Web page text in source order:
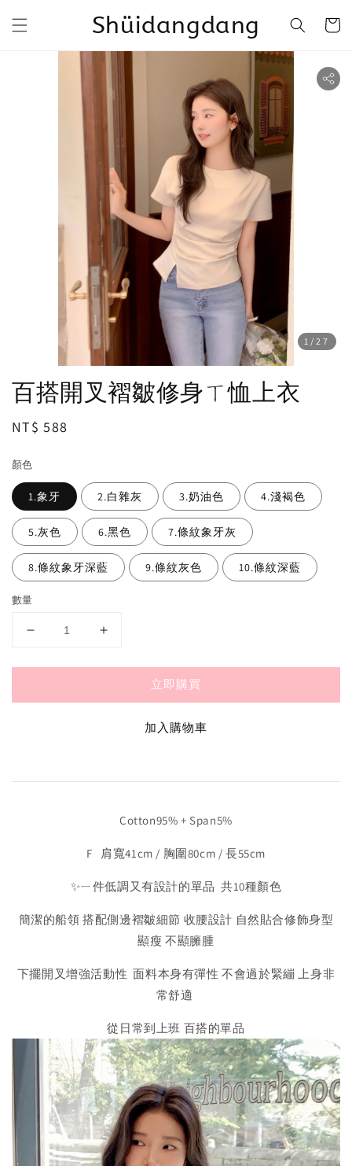
Shüidangdang
1 /27
百搭開叉褶皺修身ㄒ恤上衣
Regular
NT$ 588
顏色
1.象牙 2.白雜灰 3.奶油色 4.淺褐色
5.灰色 6.黑色 7.條紋象牙灰
8.條紋象牙深藍 9.條紋灰色 10.條紋深藍
數量
立即購買
加入購物車
Cotton95% + Span5%
F 肩寬41cm / 胸圍80cm / 長55cm
✨ㄧ件低調又有設計的單品 共10種顏色
簡潔的船領 搭配側邊褶皺細節 收腰設計 自然貼合修飾身型
顯瘦 不顯臃腫
下擺開叉增強活動性 面料本身有彈性 不會過於緊繃 上身非
常舒適
從日常到上班 百搭的單品